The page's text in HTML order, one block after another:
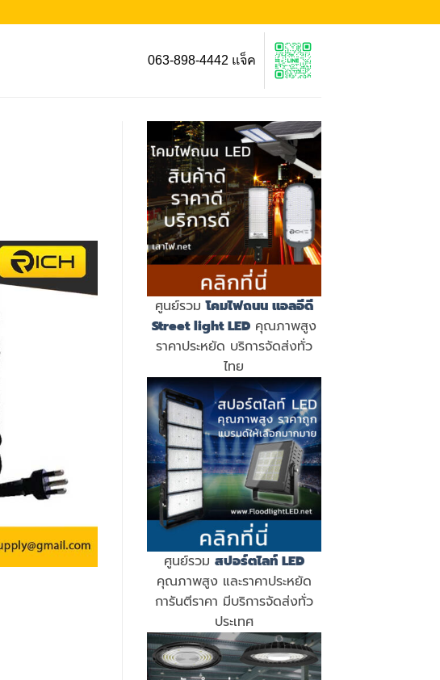
063-898-4442 แจ็ค
ศูนย์รวมโคมไฟถนน แอลอีดี
Street light LEDคุณภาพสูง
ราคาประหยัด บริการจัดส่งทั่ว
ไทย
ศูนย์รวม สปอร์ตไลท์ LED
คุณภาพสูง และราคาประหยัด
การันตีราคา มีบริการจัดส่งทั่ว
ประเทศ